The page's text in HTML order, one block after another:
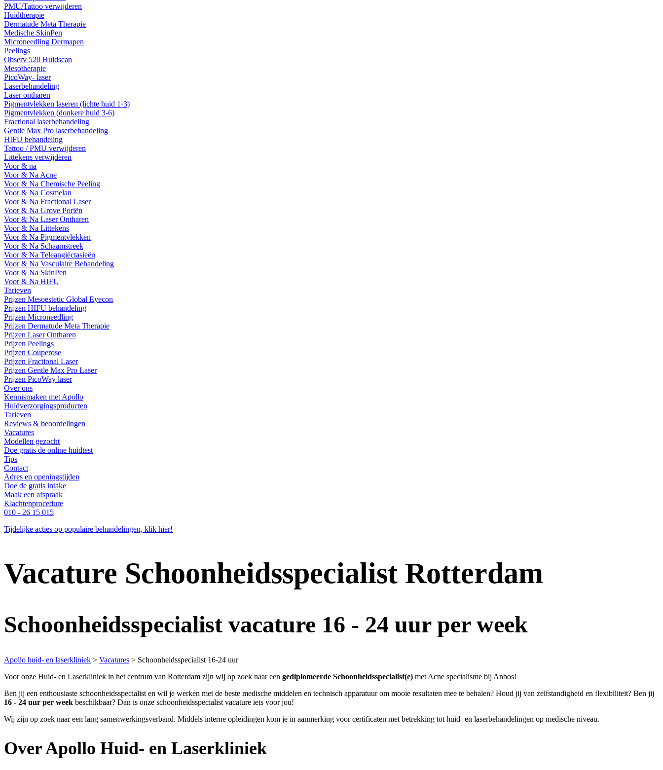
PMU/Tattoo verwijderen
Huidtherapie
Dermatude Meta Therapie
Medische SkinPen
Microneedling Dermapen
Peelings
Observ 520 Huidscan
Mesotherapie
PicoWay- laser
Laserbehandeling
Laser ontharen
Pigmentvlekken laseren (lichte huid 1-3)
Pigmentvlekken (donkere huid 3-6)
Fractional laserbehandeling
Gentle Max Pro laserbehandeling
HIFU behandeling
Tattoo / PMU verwijderen
Littekens verwijderen
Voor & na
Voor & Na Acne
Voor & Na Chemische Peeling
Voor & Na Cosmelan
Voor & Na Fractional Laser
Voor & Na Grove Poriën
Voor & Na Laser Ontharen
Voor & Na Littekens
Voor & Na Pigmentvlekken
Voor & Na Schaamstreek
Voor & Na Teleangiëctasieën
Voor & Na Vasculaire Behandeling
Voor & Na SkinPen
Voor & Na HIFU
Tarieven
Prijzen Mesoestetic Global Eyecon
Prijzen HIFU behandeling
Prijzen Microneedling
Prijzen Dermatude Meta Therapie
Prijzen Laser Ontharen
Prijzen Peelings
Prijzen Couperose
Prijzen Fractional Laser
Prijzen Gentle Max Pro Laser
Prijzen PicoWay laser
Over ons
Kennismaken met Apollo
Huidverzorgingsproducten
Tarieven
Reviews & beoordelingen
Vacatures
Modellen gezocht
Doe gratis de online huidtest
Tips
Contact
Adres en openingstijden
Doe de gratis intake
Maak een afspraak
Klachtenprocedure
010 - 26 15 015
Tijdelijke acties op populaire behandelingen, klik hier!
Vacature Schoonheidsspecialist Rotterdam
Schoonheidsspecialist vacature 16 - 24 uur per week
Apollo huid- en laserkliniek > Vacatures > Schoonheidsspecialist 16-24 uur
Voor onze Huid- en Laserkliniek in het centrum van Rotterdam zijn wij op zoek naar een gediplomeerde Schoonheidsspecialist(e) met Acne specialisme bij Anbos!
Ben jij een enthousiaste schoonheidsspecialist en wil je werken met de beste medische middelen en technisch apparatuur om mooie resultaten mee te behalen? Houd jij van zelfstandigheid en flexibiliteit? Ben jij
16 - 24 uur per week beschikbaar? Dan is onze schoonheidsspecialist vacature iets voor jou!
Wij zijn op zoek naar een lang samenwerkingsverband. Middels interne opleidingen kom je in aanmerking voor certificaten met betrekking tot huid- en laserbehandelingen op medische niveau.
Over Apollo Huid- en Laserkliniek